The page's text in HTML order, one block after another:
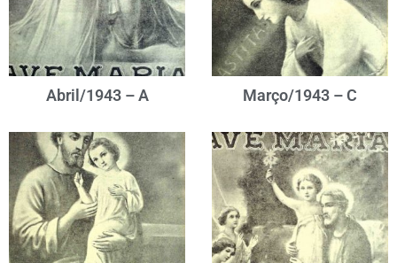
Abril/1943 – A Março/1943 – C